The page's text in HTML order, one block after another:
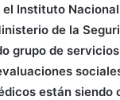
el Instituto
de la
grupo de
están siendo